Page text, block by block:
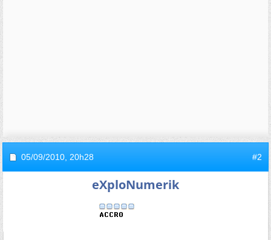
05/09/2010, 20h28 #2
eXploNumerik